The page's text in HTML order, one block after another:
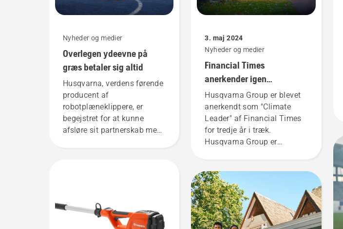
Nyheder og medier
Overlegen ydeevne på
græs betaler sig altid
Husqvarna, verdens førende
producent af
robotplæneklippere, er
begejstret for at kunne
afsløre sit partnerskab med
3. maj 2024
Nyheder og medier
Financial Times
anerkender igen
Husqvarna Group som
"Climate Leader"
Husqvarna Group er blevet
anerkendt som "Climate
Leader" af Financial Times
for tredje år i træk.
Husqvarna Group er
vurderede europæiske
virksomheder, hvilket viser
virksomhedens engagement
i at reducere CO2-
udledningen og samtidig